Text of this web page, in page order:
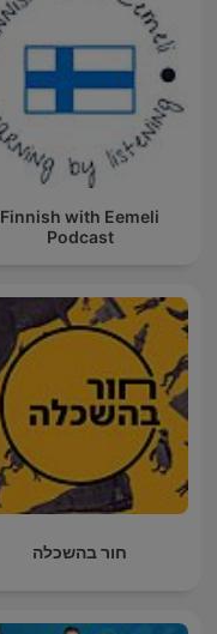
Finnish with Eemeli
Podcast
חור בהשכלה